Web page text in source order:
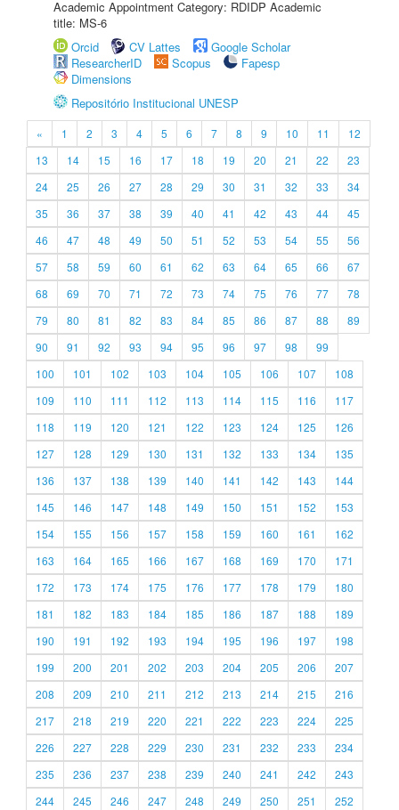
Academic Appointment Category: RDIDP Academic
title: MS-6
Orcid
CV Lattes
Google Scholar
ResearcherID
Scopus
Fapesp
Dimensions
Repositório Institucional UNESP
« 1 2 3 4 5 6 7 8 9 10 11
12
13
14 15 16 17 18 19 20 21 22
23
24
25 26 27 28 29 30 31 32 33
34
35
36 37 38 39 40 41 42 43 44
45
46
47 48 49 50 51 52 53 54 55
56
57
58 59 60 61 62 63 64 65 66
67
68
69 70 71 72 73 74 75 76 77
78
79
80 81 82 83 84 85 86 87 88
89
90
91 92 93 94 95 96 97 98
99
100
101 102 103 104 105 106 107
108
109
110 111 112 113 114 115 116
117
118
119 120 121 122 123 124 125
126
127
128 129 130 131 132 133 134
135
136
137 138 139 140 141 142 143
144
145
146 147 148 149 150 151 152
153
154
155 156 157 158 159 160 161
162
163
164 165 166 167 168 169 170
171
172
173 174 175 176 177 178 179
180
181
182 183 184 185 186 187 188
189
190
191 192 193 194 195 196 197
198
199
200 201 202 203 204 205 206
207
208
209 210 211 212 213 214 215
216
217
218 219 220 221 222 223 224
225
226
227 228 229 230 231 232 233
234
235
236 237 238 239 240 241 242
243
244
245 246 247 248 249 250 251 252